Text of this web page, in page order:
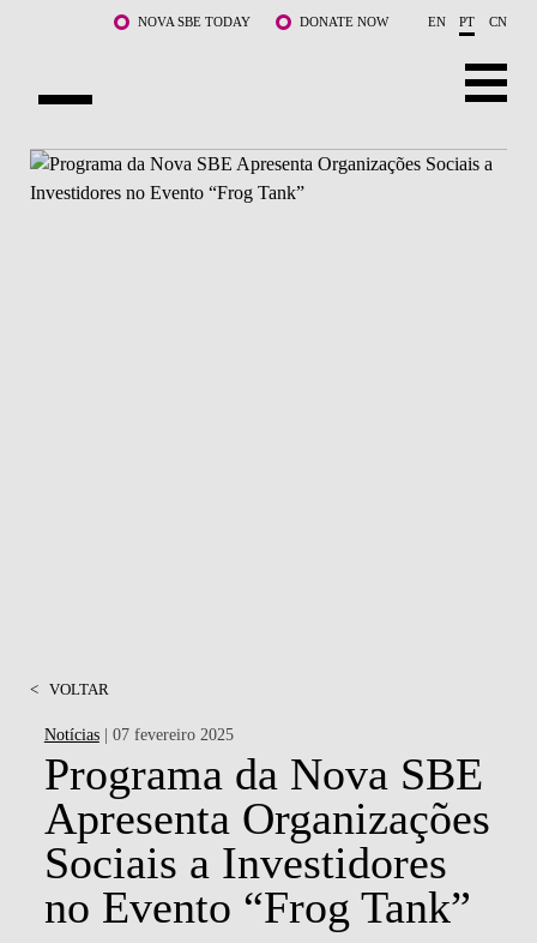
Saltar para o conteúdo principalNOVA SBE TODAY DONATE NOW EN PT CN
SOBRE NÓS
< VOLTAR
Notícias| 07 fevereiro 2025
Programa da Nova SBE
Apresenta Organizações
Sociais a Investidores
no Evento “Frog Tank”